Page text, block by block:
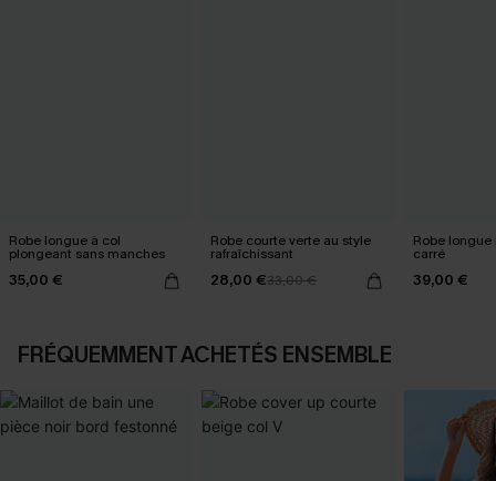
Robe longue à col
plongeant sans manches
35,00 €
Robe courte verte au style
rafraîchissant
28,00 €33,00 €
Robe longue
carré
39,00 €
FRÉQUEMMENT ACHETÉS ENSEMBLE